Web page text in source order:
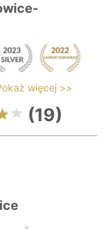
więcej >>
(19)